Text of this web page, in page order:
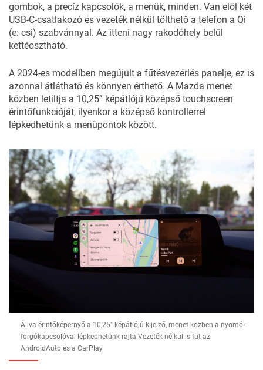
gombok, a precíz kapcsolók, a menük, minden. Van elöl két
USB-C-csatlakozó és vezeték nélkül tölthető a telefon a Qi
(e: csi) szabvánnyal. Az itteni nagy rakodóhely belül
kettéosztható.
A 2024-es modellben megújult a fűtésvezérlés panelje, ez is
azonnal átlátható és könnyen érthető. A Mazda menet
közben letiltja a 10,25” képátlójú középső touchscreen
érintőfunkcióját, ilyenkor a középső kontrollerrel
lépkedhetünk a menüpontok között.
Állva érintőképernyő a 10,25″ képátlójú kijelző, menet közben a nyomó-
forgókapcsolóval lépkedhetünk rajta.Vezeték nélkül is fut az
AndroidAuto és a CarPlay